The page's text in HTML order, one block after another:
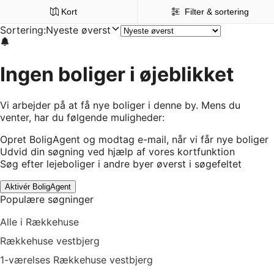
Kort Filter & sortering
Sortering:Nyeste øverst
Ingen boliger i øjeblikket
Vi arbejder på at få nye boliger i denne by. Mens du
venter, har du følgende muligheder:
Opret BoligAgent og modtag e-mail, når vi får nye boliger
Udvid din søgning ved hjælp af vores kortfunktion
Søg efter lejeboliger i andre byer øverst i søgefeltet
Aktivér BoligAgent
Populære søgninger
Alle i Rækkehuse
Rækkehuse vestbjerg
1-værelses Rækkehuse vestbjerg